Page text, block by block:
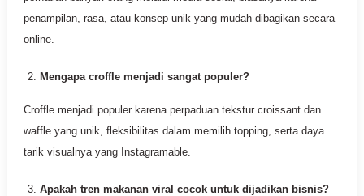
penampilan, rasa, atau konsep unik yang mudah dibagikan secara
online.
Mengapa croffle menjadi sangat populer?
Croffle menjadi populer karena perpaduan tekstur croissant dan
waffle yang unik, fleksibilitas dalam memilih topping, serta daya
tarik visualnya yang Instagramable.
Apakah tren makanan viral cocok untuk dijadikan bisnis?